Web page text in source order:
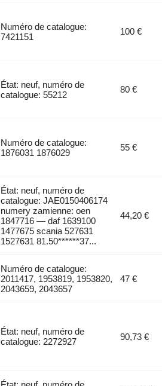
Numéro de catalogue:
7421151
100 €
État: neuf, numéro de
catalogue: 55212
80 €
Numéro de catalogue:
1876031 1876029
55 €
État: neuf, numéro de
catalogue: JAE0150406174
numery zamienne: oen
1847716 — daf 1639100
1477675 scania 527631
1527631 81.50******37...
44,20 €
Numéro de catalogue:
2011417, 1953819, 1953820,
2043659, 2043657
47 €
État: neuf, numéro de
catalogue: 2272927
90,73 €